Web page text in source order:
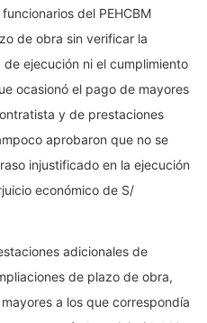
del PEHCBM
de obra sin verificar la
ejecución ni el cumplimiento
ocasionó el pago de mayores
y de prestaciones
aprobaron que no se
injustificado en la ejecución
económico de S/
adicionales de
de plazo de obra,
a los que correspondía